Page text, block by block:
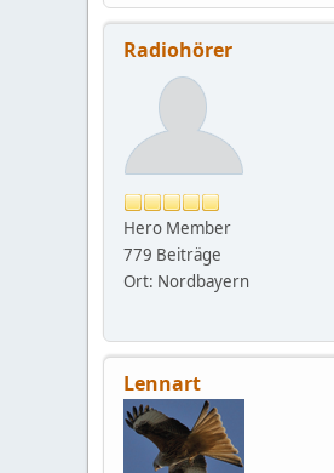
Radiohörer
Hero Member
779 Beiträge
Ort: Nordbayern
Lennart